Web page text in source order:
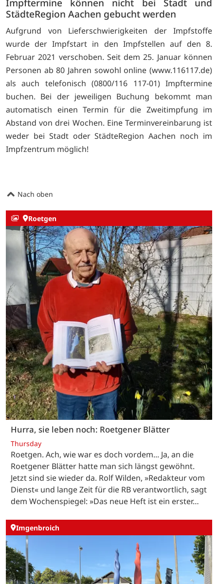
Impftermine können nicht bei Stadt und
StädteRegion Aachen gebucht werden
Aufgrund von Lieferschwierigkeiten der Impfstoffe
wurde der Impfstart in den Impfstellen auf den 8.
Februar 2021 verschoben. Seit dem 25. Januar können
Personen ab 80 Jahren sowohl online (www.116117.de)
als auch telefonisch (0800/116 117-01) Impftermine
buchen. Bei der jeweiligen Buchung bekommt man
automatisch einen Termin für die Zweitimpfung im
Abstand von drei Wochen. Eine Terminvereinbarung ist
weder bei Stadt oder StädteRegion Aachen noch im
Impfzentrum möglich!
Nach oben
Roetgen
Hurra, sie leben noch: Roetgener Blätter
Thursday
Roetgen. Ach, wie war es doch vordem... Ja, an die
Roetgener Blätter hatte man sich längst gewöhnt.
Jetzt sind sie wieder da. Rolf Wilden, »Redakteur vom
Dienst« und lange Zeit für die RB verantwortlich, sagt
dem Wochenspiegel: »Das neue Heft ist ein erster…
Imgenbroich